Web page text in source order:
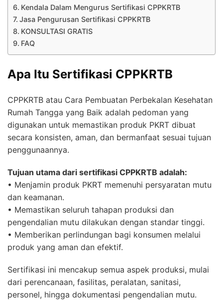
Kendala Dalam Mengurus Sertifikasi CPPKRTB
Jasa Pengurusan Sertifikasi CPPKRTB
KONSULTASI GRATIS
FAQ
Apa Itu Sertifikasi CPPKRTB
CPPKRTB atau Cara Pembuatan Perbekalan Kesehatan
Rumah Tangga yang Baik adalah pedoman yang
digunakan untuk memastikan produk PKRT dibuat
secara konsisten, aman, dan bermanfaat sesuai tujuan
penggunaannya.
Tujuan utama dari sertifikasi CPPKRTB adalah:
• Menjamin produk PKRT memenuhi persyaratan mutu
dan keamanan.
• Memastikan seluruh tahapan produksi dan
pengendalian mutu dilakukan dengan standar tinggi.
• Memberikan perlindungan bagi konsumen melalui
produk yang aman dan efektif.
Sertifikasi ini mencakup semua aspek produksi, mulai
dari perencanaan, fasilitas, peralatan, sanitasi,
personel, hingga dokumentasi pengendalian mutu.